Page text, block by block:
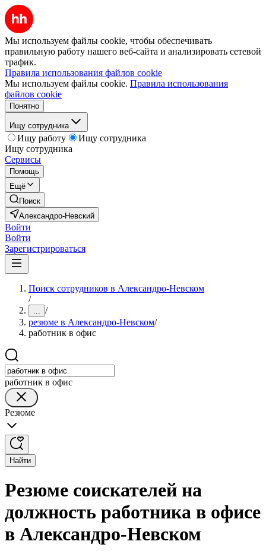
Мы используем файлы cookie, чтобы обеспечивать
правильную работу нашего веб-сайта и анализировать сетевой
трафик.
Правила использования файлов cookie
Мы используем файлы cookie. Правила использования
файлов cookie
Понятно
Ищу сотрудника
Ищу работу
Ищу сотрудника
Ищу сотрудника
Сервисы
Помощь
Ещё
Поиск
Александро-Невский
Войти
Войти
Зарегистрироваться
Поиск сотрудников в Александро-Невском
/
... /
резюме в Александро-Невском/
работник в офис
работник в офис
Резюме
Найти
Резюме соискателей на
должность работника в офисе
в Александро-Невском